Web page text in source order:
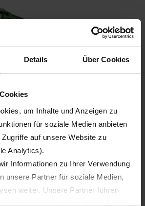
Details Über Cookies
um Inhalte und Anzeigen zu
für soziale Medien anbieten
auf unsere Website zu
Analytics).
Informationen zu Ihrer Verwendung
unsere Partner für soziale Medien,
weiter. Unsere Partner führen
de picado y recogedora-
43 a 56 m³